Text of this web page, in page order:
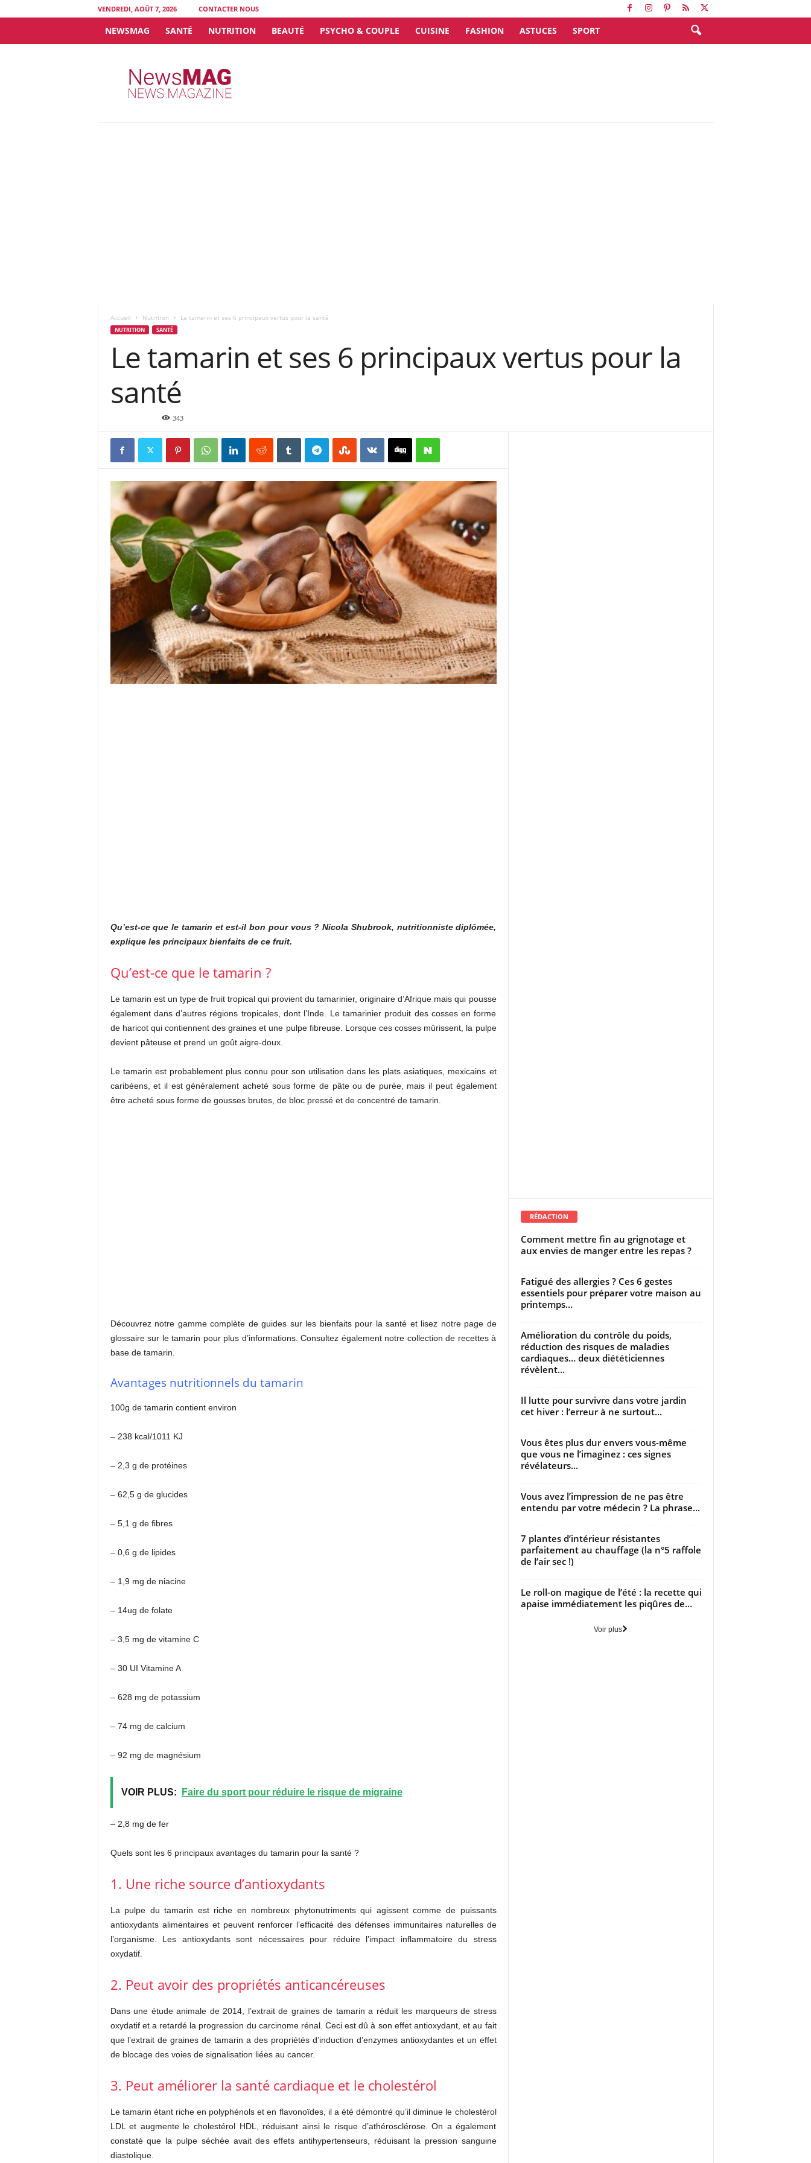
VENDREDI, AOÛT 7, 2026 CONTACTER NOUS
NEWSMAG SANTÉ NUTRITION BEAUTÉ PSYCHO & COUPLE CUISINE FASHION ASTUCES SPORT
Accueil Nutrition Le tamarin et ses 6 principaux vertus pour la santé
NUTRITION SANTÉ
Le tamarin et ses 6 principaux vertus pour la
santé
343
Qu’est-ce que le tamarin et est-il bon pour vous ? Nicola Shubrook, nutritionniste diplômée,
explique les principaux bienfaits de ce fruit.
Qu’est-ce que le tamarin ?
Le tamarin est un type de fruit tropical qui provient du tamarinier, originaire d’Afrique mais qui pousse
également dans d’autres régions tropicales, dont l’Inde. Le tamarinier produit des cosses en forme
de haricot qui contiennent des graines et une pulpe fibreuse. Lorsque ces cosses mûrissent, la pulpe
devient pâteuse et prend un goût aigre-doux.
Le tamarin est probablement plus connu pour son utilisation dans les plats asiatiques, mexicains et
caribéens, et il est généralement acheté sous forme de pâte ou de purée, mais il peut également
être acheté sous forme de gousses brutes, de bloc pressé et de concentré de tamarin.
Découvrez notre gamme complète de guides sur les bienfaits pour la santé et lisez notre page de
glossaire sur le tamarin pour plus d’informations. Consultez également notre collection de recettes à
base de tamarin.
Avantages nutritionnels du tamarin
100g de tamarin contient environ
– 238 kcal/1011 KJ
– 2,3 g de protéines
– 62,5 g de glucides
– 5,1 g de fibres
– 0,6 g de lipides
– 1,9 mg de niacine
– 14ug de folate
– 3,5 mg de vitamine C
– 30 UI Vitamine A
– 628 mg de potassium
– 74 mg de calcium
– 92 mg de magnésium
VOIR PLUS: Faire du sport pour réduire le risque de migraine
– 2,8 mg de fer
Quels sont les 6 principaux avantages du tamarin pour la santé ?
1. Une riche source d’antioxydants
La pulpe du tamarin est riche en nombreux phytonutriments qui agissent comme de puissants
antioxydants alimentaires et peuvent renforcer l’efficacité des défenses immunitaires naturelles de
l’organisme. Les antioxydants sont nécessaires pour réduire l’impact inflammatoire du stress
oxydatif.
2. Peut avoir des propriétés anticancéreuses
Dans une étude animale de 2014, l’extrait de graines de tamarin a réduit les marqueurs de stress
oxydatif et a retardé la progression du carcinome rénal. Ceci est dû à son effet antioxydant, et au fait
que l’extrait de graines de tamarin a des propriétés d’induction d’enzymes antioxydantes et un effet
de blocage des voies de signalisation liées au cancer.
3. Peut améliorer la santé cardiaque et le cholestérol
Le tamarin étant riche en polyphénols et en flavonoïdes, il a été démontré qu’il diminue le cholestérol
LDL et augmente le cholestérol HDL, réduisant ainsi le risque d’athérosclérose. On a également
constaté que la pulpe séchée avait des effets antihypertenseurs, réduisant la pression sanguine
diastolique.
RÉDACTION
Comment mettre fin au grignotage et
aux envies de manger entre les repas ?
Fatigué des allergies ? Ces 6 gestes
essentiels pour préparer votre maison au
printemps...
Amélioration du contrôle du poids,
réduction des risques de maladies
cardiaques… deux diététiciennes
révèlent...
Il lutte pour survivre dans votre jardin
cet hiver : l’erreur à ne surtout...
Vous êtes plus dur envers vous-même
que vous ne l’imaginez : ces signes
révélateurs...
Vous avez l’impression de ne pas être
entendu par votre médecin ? La phrase...
7 plantes d’intérieur résistantes
parfaitement au chauffage (la n°5 raffole
de l’air sec !)
Le roll-on magique de l’été : la recette qui
apaise immédiatement les piqûres de...
Voir plus